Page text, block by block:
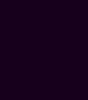
werden, um eine
ästhetische
Dazu stehen
27 | 57074 Siegen